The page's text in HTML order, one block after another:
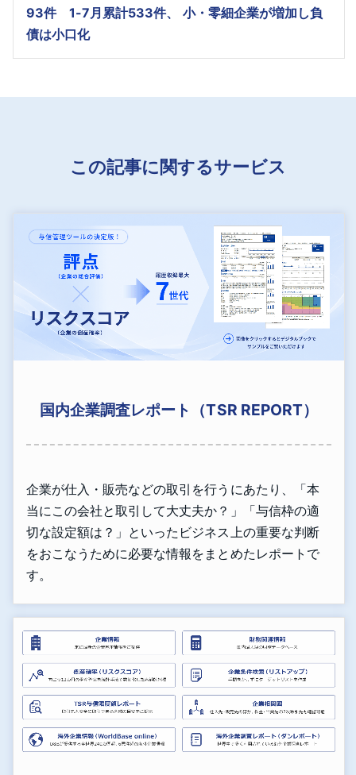
93件 1-7月累計533件、 小・零細企業が増加し負
債は小口化
この記事に関するサービス
国内企業調査レポート（TSR REPORT）
企業が仕入・販売などの取引を行うにあたり、「本
当にこの会社と取引して大丈夫か？」「与信枠の適
切な設定額は？」といったビジネス上の重要な判断
をおこなうために必要な情報をまとめたレポートで
す。